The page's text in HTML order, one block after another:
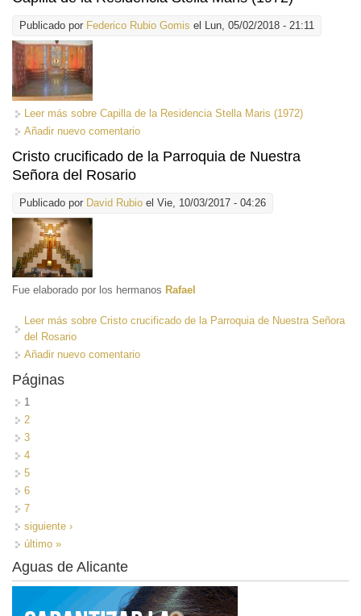
Publicado por Federico Rubio Gomis el Lun, 05/02/2018 - 21:11
Leer más sobre Capilla de la Residencia Stella Maris (1972)
Añadir nuevo comentario
Cristo crucificado de la Parroquia de Nuestra
Señora del Rosario
Publicado por David Rubio el Vie, 10/03/2017 - 04:26
Fue elaborado por los hermanos Rafael
Leer más sobre Cristo crucificado de la Parroquia de Nuestra Señora
del Rosario
Añadir nuevo comentario
Páginas
1
2
3
4
5
6
7
siguiente ›
último »
Aguas de Alicante